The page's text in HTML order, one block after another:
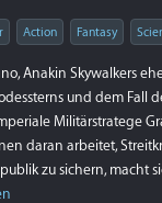
Action Fantasy
Anakin Skywalkers
und dem Fall
Militärstratege
daran arbeitet,
zu sichern, macht